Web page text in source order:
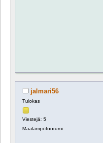
jalmari56
Tulokas
Viestejä: 5
Maalämpöfoorumi